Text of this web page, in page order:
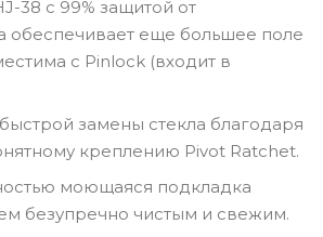
38 с 99% защитой от
обеспечивает еще большее поле
с Pinlock (входит в
замены стекла благодаря
креплению Pivot Ratchet.
моющаяся подкладка
безупречно чистым и свежим.